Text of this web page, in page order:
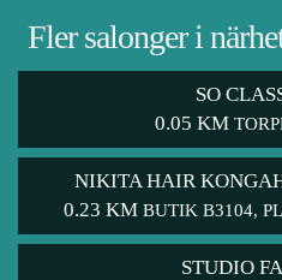
Fler salonger i
SO
0.05 KM
NIKITA HAIR
0.23 KM BUTIK B3104,
STUDIO